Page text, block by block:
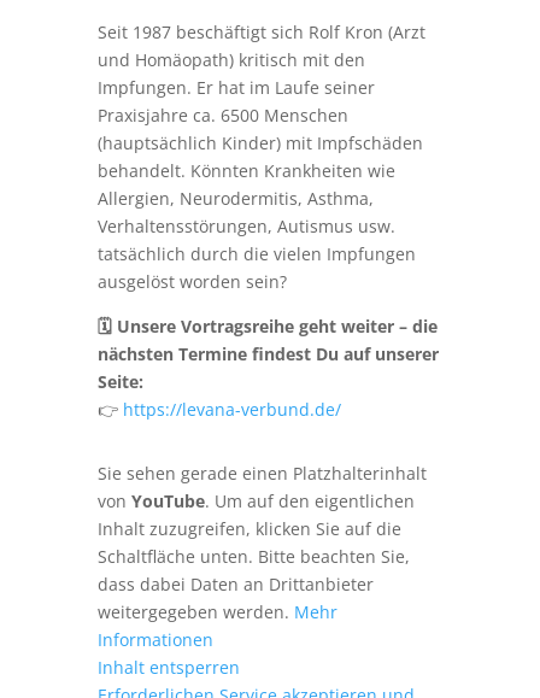
Seit 1987 beschäftigt sich Rolf Kron (Arzt
und Homäopath) kritisch mit den
Impfungen. Er hat im Laufe seiner
Praxisjahre ca. 6500 Menschen
(hauptsächlich Kinder) mit Impfschäden
behandelt. Könnten Krankheiten wie
Allergien, Neurodermitis, Asthma,
Verhaltensstörungen, Autismus usw.
tatsächlich durch die vielen Impfungen
ausgelöst worden sein?
🗓 Unsere Vortragsreihe geht weiter – die
nächsten Termine findest Du auf unserer
Seite:
👉 https://levana-verbund.de/
Sie sehen gerade einen Platzhalterinhalt
von YouTube. Um auf den eigentlichen
Inhalt zuzugreifen, klicken Sie auf die
Schaltfläche unten. Bitte beachten Sie,
dass dabei Daten an Drittanbieter
weitergegeben werden. Mehr
Informationen
Inhalt entsperren